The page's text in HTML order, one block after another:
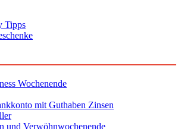
Tipps
Wochenende
mit Guthaben Zinsen
und Verwöhnwochenende